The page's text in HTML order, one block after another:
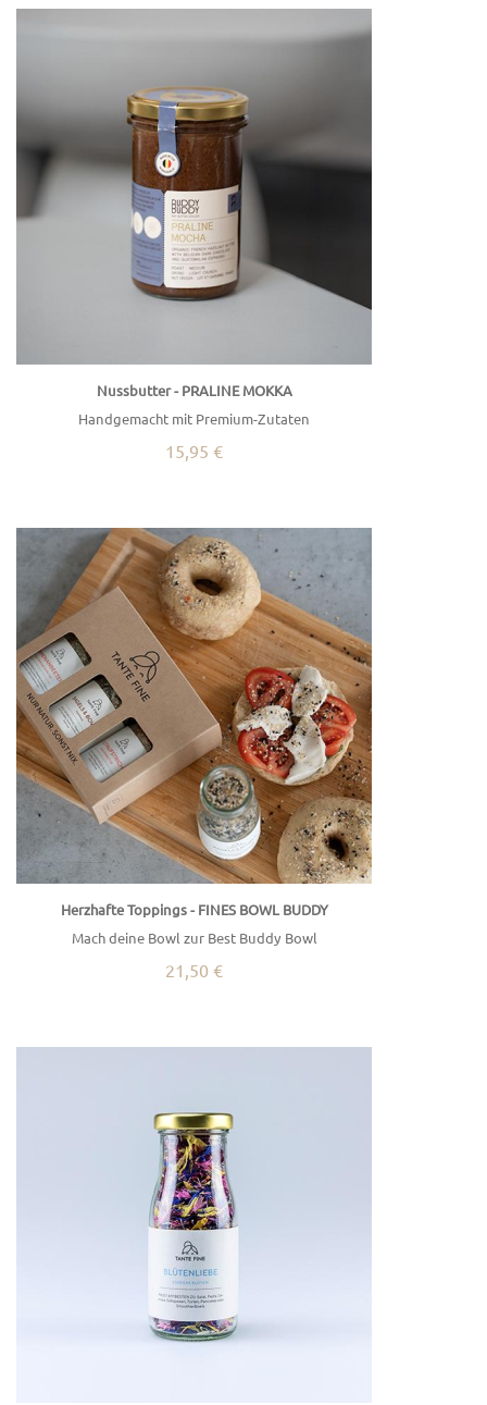
Nussbutter - PRALINE MOKKA
Handgemacht mit Premium-Zutaten
15,95 €
Herzhafte Toppings - FINES BOWL BUDDY
Mach deine Bowl zur Best Buddy Bowl
21,50 €